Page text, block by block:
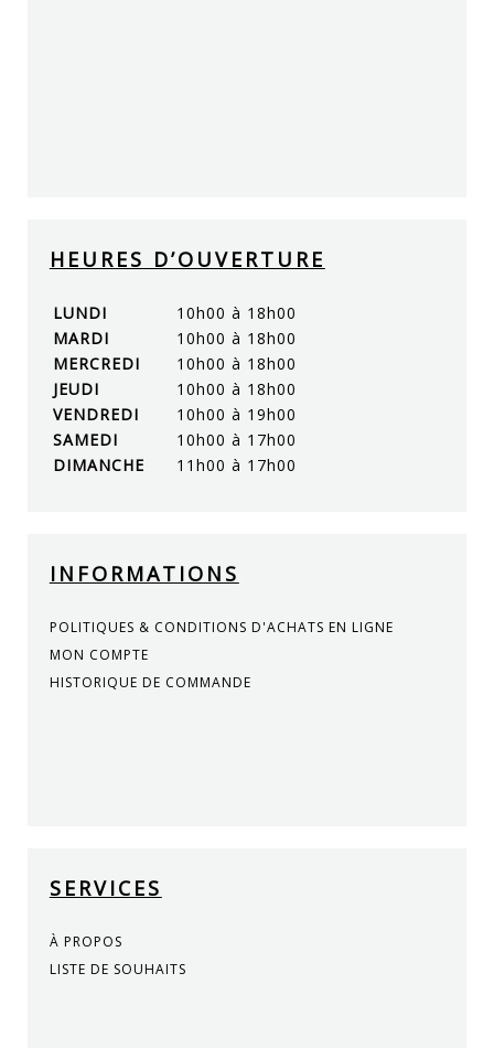
HEURES D’OUVERTURE
LUNDI
10h00 à 18h00
MARDI
10h00 à 18h00
MERCREDI
10h00 à 18h00
JEUDI
10h00 à 18h00
VENDREDI
10h00 à 19h00
SAMEDI
10h00 à 17h00
DIMANCHE
11h00 à 17h00
INFORMATIONS
POLITIQUES & CONDITIONS D'ACHATS EN LIGNE
MON COMPTE
HISTORIQUE DE COMMANDE
SERVICES
À PROPOS
LISTE DE SOUHAITS